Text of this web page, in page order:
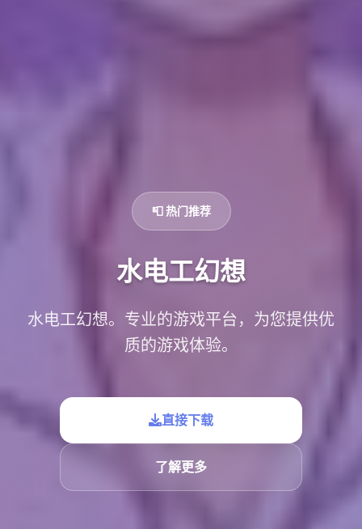
📮 热门推荐
水电工幻想
水电工幻想。专业的游戏平台，为您提供优
质的游戏体验。
直接下载
了解更多